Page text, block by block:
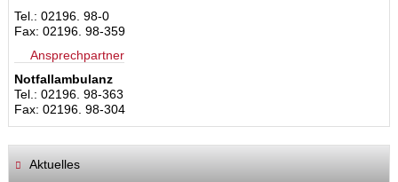
Tel.: 02196. 98-0
Fax: 02196. 98-359
Ansprechpartner
Notfallambulanz
Tel.: 02196. 98-363
Fax: 02196. 98-304
Aktuelles